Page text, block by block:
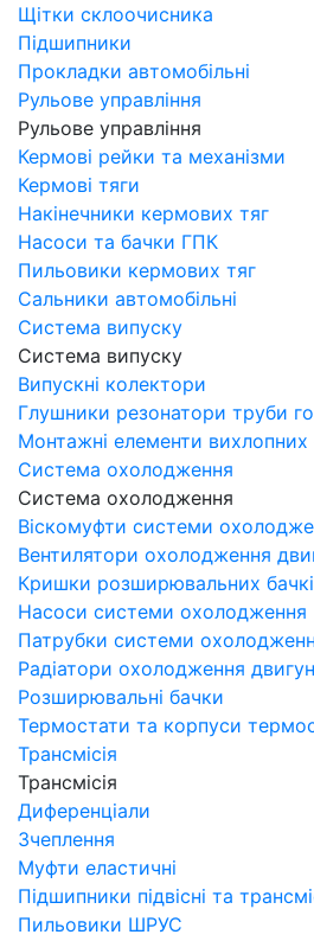
Щітки склоочисника
Підшипники
Прокладки автомобільні
Рульове управління
Рульове управління
Кермові рейки та механізми
Кермові тяги
Накінечники кермових тяг
Насоси та бачки ГПК
Пильовики кермових тяг
Сальники автомобільні
Система випуску
Система випуску
Випускні колектори
Глушники резонатори труби
Монтажні елементи
Система охолодження
Система охолодження
Віскомуфти системи
Вентилятори охолодження
Кришки розширювальних
Насоси системи охолодження
Патрубки системи
Радіатори охолодження
Розширювальні бачки
Термостати та корпуси
Трансмісія
Трансмісія
Диференціали
Зчеплення
Муфти еластичні
Підшипники підвісні та
Пильовики ШРУС